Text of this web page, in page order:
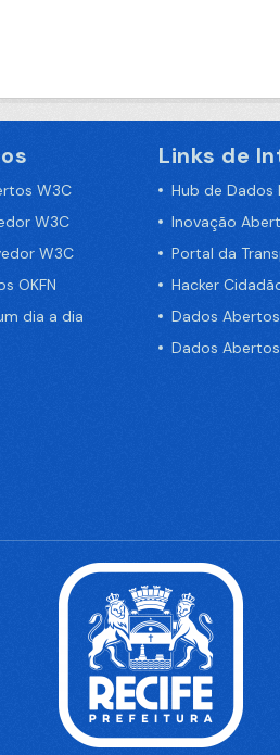
W3C
W3C
W3C
OKFN
dia a dia
Links de
Hub de Dados
Inovação
Portal da
Hacker
Dados
Dados